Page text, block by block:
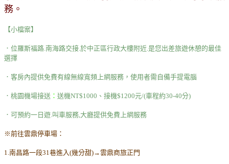
務。
【小檔案】
．位羅斯福路.南海路交接.於中正區行政大樓附近.是您出差旅遊休憩的最佳
選擇
．客房內提供免費有線無線寬頻上網服務，使用者需自備手提電腦
．桃園機場接送 ： 送機NT$1000、接機$1200元/(車程約30-40分)
．可預約一日遊.叫車服務,大廳提供免費上網服務
※前往雲鼎停車場：
1.南昌路一段31巷進入(幾分甜)→雲鼎商旅正門